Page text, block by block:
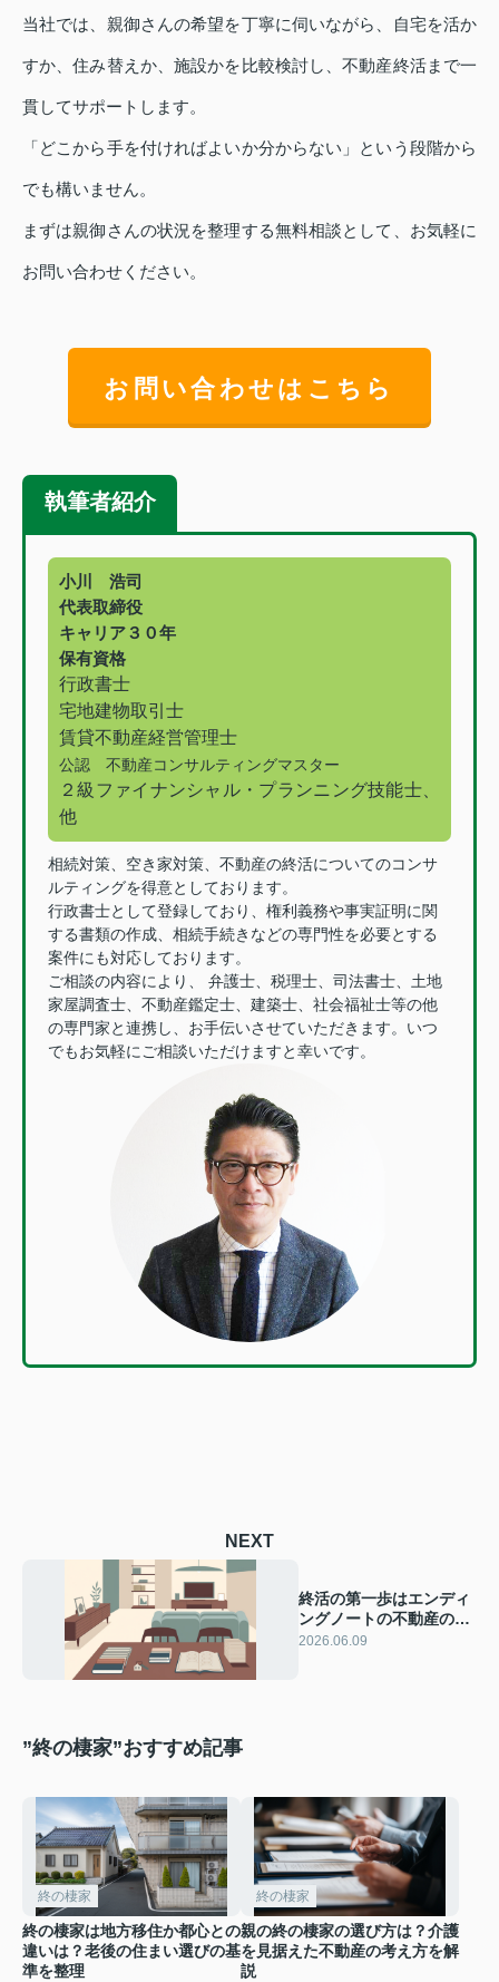
当社では、親御さんの希望を丁寧に伺いながら、自宅を活か
すか、住み替えか、施設かを比較検討し、不動産終活まで一
貫してサポートします。
「どこから手を付ければよいか分からない」という段階から
でも構いません。
まずは親御さんの状況を整理する無料相談として、お気軽に
お問い合わせください。
お問い合わせはこちら
執筆者紹介
小川 浩司
代表取締役
キャリア３０年
保有資格
行政書士
宅地建物取引士
賃貸不動産経営管理士
公認 不動産コンサルティングマスター
２級ファイナンシャル・プランニング技能士、
他
相続対策、空き家対策、不動産の終活についてのコンサ
ルティングを得意としております。
行政書士として登録しており、権利義務や事実証明に関
する書類の作成、相続手続きなどの専門性を必要とする
案件にも対応しております。
ご相談の内容により、 弁護士、税理士、司法書士、土地
家屋調査士、不動産鑑定士、建築士、社会福祉士等の他
の専門家と連携し、お手伝いさせていただきます。いつ
でもお気軽にご相談いただけますと幸いです。
NEXT
終活の第一歩はエンディ
ングノートの不動産の書
き方！親の死後を見据え
2026.06.09
”終の棲家”おすすめ記事
終の棲家
終の棲家は地方移住か都心との
違いは？老後の住まい選びの基
準を整理
終の棲家
親の終の棲家の選び方は？介護
を見据えた不動産の考え方を解
説